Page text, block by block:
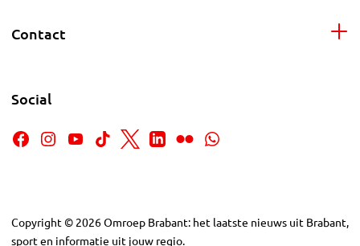
Contact
Social
Copyright © 2026Omroep Brabant: het laatste nieuws uit Brabant,
sport en informatie uit jouw regio.